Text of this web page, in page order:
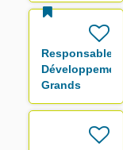
Responsable
Développement
Grands
Comptes F/H